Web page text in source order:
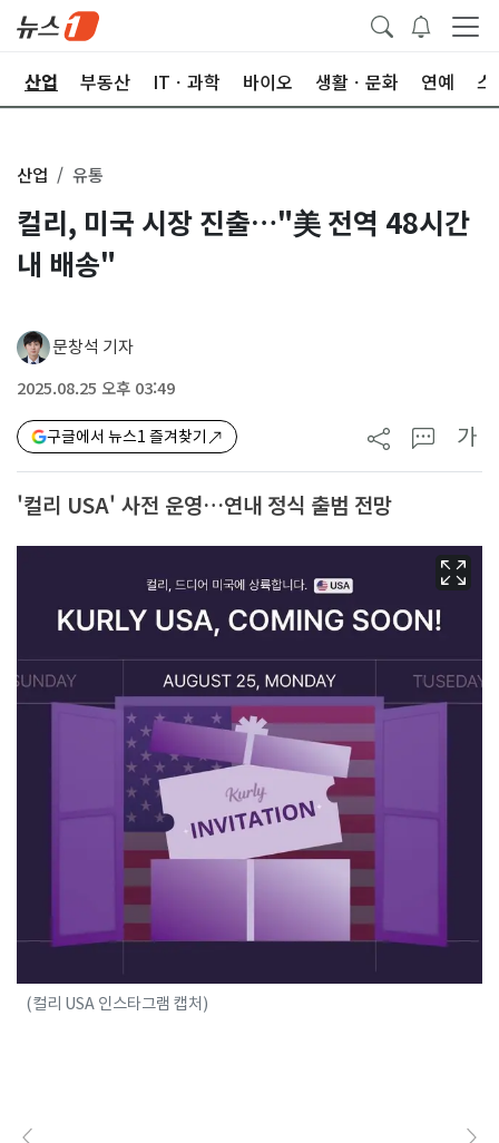
산업 부동산 ITㆍ과학 바이오 생활ㆍ문화 연예 스
산업 유통
컬리, 미국 시장 진출…"美 전역 48시간
내 배송"
문창석 기자
2025.08.25 오후 03:49
구글에서 뉴스1 즐겨찾기 가
'컬리 USA' 사전 운영…연내 정식 출범 전망
(컬리 USA 인스타그램 캡처)